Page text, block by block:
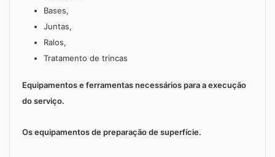
Bases,
Juntas,
Ralos,
Tratamento de trincas
Equipamentos e ferramentas necessários para a execução
do serviço.
Os equipamentos de preparação de superfície.